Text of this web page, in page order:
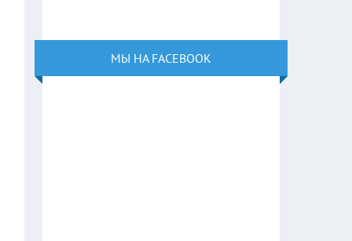
МЫ НА FACEBOOK